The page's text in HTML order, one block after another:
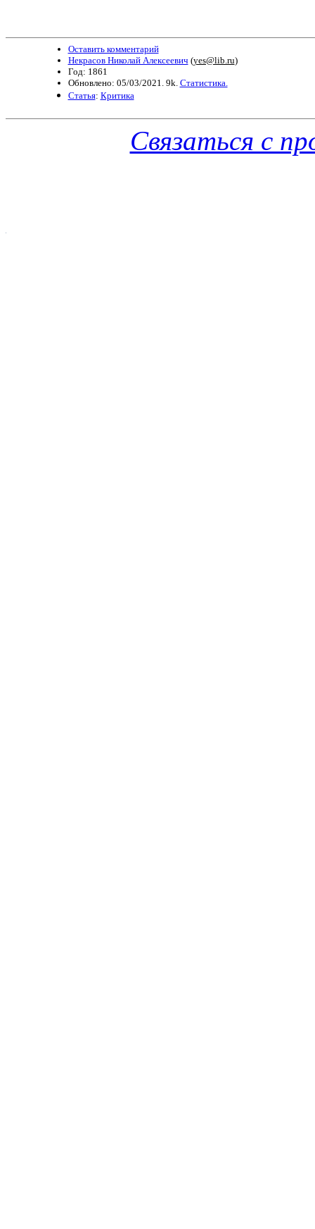
Оставить комментарий
Некрасов Николай Алексеевич (yes@lib.ru)
Год: 1861
Обновлено: 05/03/2021. 9k. Статистика.
Статья: Критика
Связаться с